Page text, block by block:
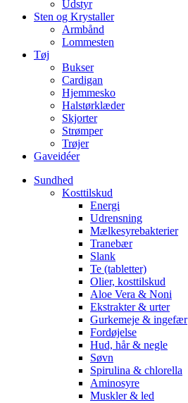
Udstyr
Sten og Krystaller
Armbånd
Lommesten
Tøj
Bukser
Cardigan
Hjemmesko
Halstørklæder
Skjorter
Strømper
Trøjer
Gaveidéer
Sundhed
Kosttilskud
Energi
Udrensning
Mælkesyrebakterier
Tranebær
Slank
Te (tabletter)
Olier, kosttilskud
Aloe Vera & Noni
Ekstrakter & urter
Gurkemeje & ingefær
Fordøjelse
Hud, hår & negle
Søvn
Spirulina & chlorella
Aminosyre
Muskler & led